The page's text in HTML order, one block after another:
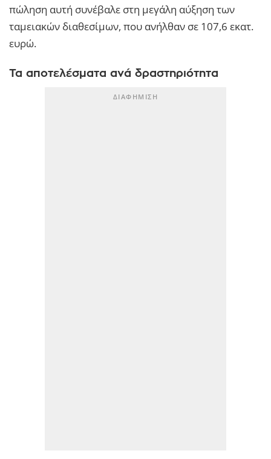
πώληση αυτή συνέβαλε στη μεγάλη αύξηση των
ταμειακών διαθεσίμων, που ανήλθαν σε 107,6 εκατ.
ευρώ.
Τα αποτελέσματα ανά δραστηριότητα